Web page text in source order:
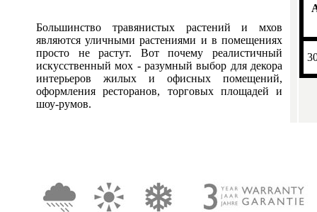
Большинство травянистых растений и мхов
являются уличными растениями и в помещениях
просто не растут. Вот почему реалистичный
искусственный мох - разумный выбор для декора
интерьеров жилых и офисных помещений,
оформления ресторанов, торговых площадей и
шоу-румов.